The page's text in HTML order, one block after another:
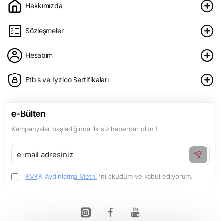
Hakkımızda
Sözleşmeler
Hesabım
Etbis ve İyzico Sertifikaları
e-Bülten
Kampanyalar başladığında ilk siz haberdar olun !
e-
mail
adresiniz
KVKK Aydınlatma Metni 'ni okudum ve kabul ediyorum.